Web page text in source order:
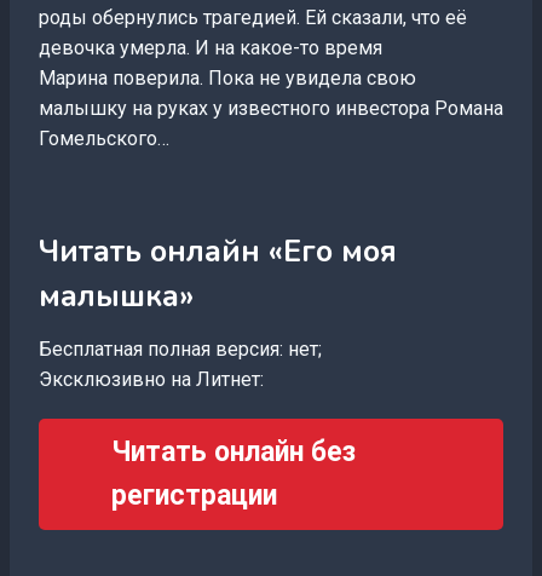
роды обернулись трагедией. Ей сказали, что её
девочка умерла. И на какое-то время
Марина поверила. Пока не увидела свою
малышку на руках у известного инвестора Романа
Гомельского…
Читать онлайн «Его моя
малышка»
Бесплатная полная версия: нет;
Эксклюзивно на Литнет:
Читать онлайн без
регистрации